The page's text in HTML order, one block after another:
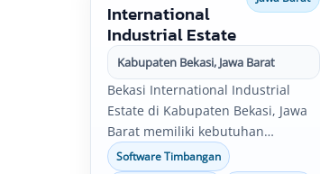
International
Industrial Estate
Kabupaten Bekasi, Jawa Barat
Bekasi International Industrial
Estate di Kabupaten Bekasi, Jawa
Barat memiliki kebutuhan
penimbangan untuk pabrik,
Software Timbangan